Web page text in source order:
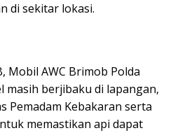
di sekitar lokasi.
Mobil AWC Brimob Polda
masih berjibaku di lapangan,
Pemadam Kebakaran serta
memastikan api dapat